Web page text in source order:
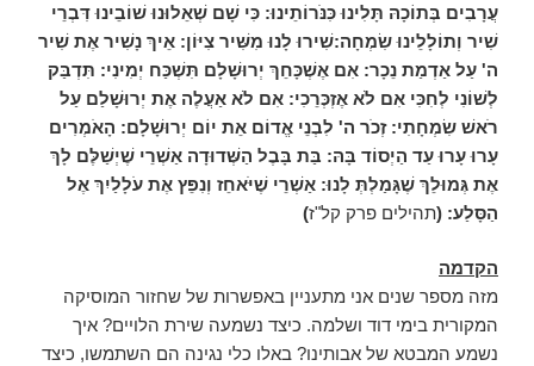
עֲרָבִים בְּתוֹכָהּ תָּלִינוּ כִּנֹּרוֹתֵינוּ: כִּי שָׁם שְׁאֵלוּנוּ שׁוֹבֵינוּ דִּבְרֵי
שִׁיר וְתוֹלָלֵינוּ שִׂמְחָה:שִׁירוּ לָנוּ מִשִּׁיר צִיּוֹן: אֵיךְ נָשִׁיר אֶת שִׁיר
ה' עַל אַדְמַת נֵכָר: אִם אֶשְׁכָּחֵךְ יְרוּשָׁלָם תִּשְׁכַּח יְמִינִי: תִּדְבַּק
לְשׁוֹנִי לְחִכִּי אִם לֹא אֶזְכְּרֵכִי: אִם לֹא אַעֲלֶה אֶת יְרוּשָׁלַם עַל
רֹאשׁ שִׂמְחָתִי:זְכֹר ה' לִבְנֵי אֱדוֹם אֵת יוֹם יְרוּשָׁלָם: הָאֹמְרִים
עָרוּ עָרוּ עַד הַיְסוֹד בָּהּ: בַּת בָּבֶל הַשְּׁדוּדָה אַשְׁרֵי שֶׁיְשַׁלֶּם לָךְ
אֶת גְּמוּלֵךְ שֶׁגָּמַלְתְּ לָנוּ: אַשְׁרֵי שֶׁיֹּאחֵז וְנִפֵּץ אֶת עֹלָלַיִךְ אֶל
הַסָּלַע:
(תהילים פרק קל"ז)
הקדמה
מזה מספר שנים אני מתעניין באפשרות של שחזור המוסיקה
המקורית בימי דוד ושלמה. כיצד נשמעה שירת הלויים? איך
נשמע המבטא של אבותינו? באלו כלי נגינה הם השתמשו, כיצד